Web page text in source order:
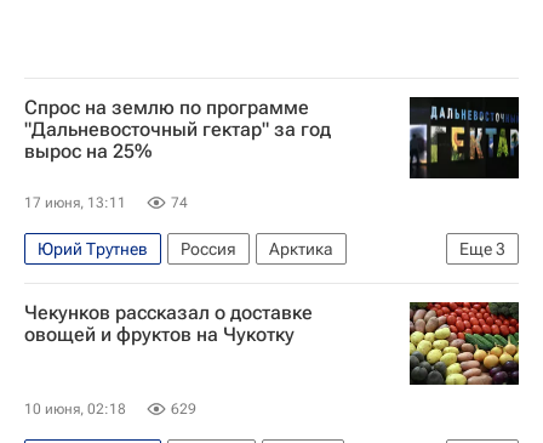
Спрос на землю по программе
"Дальневосточный гектар" за год
вырос на 25%
17 июня, 13:11 74
Еще3
Юрий Трутнев Россия
Арктика
Дальний Восток
Дальневосточный гектар
Земельные участки
Чекунков рассказал о доставке
овощей и фруктов на Чукотку
10 июня, 02:18 629